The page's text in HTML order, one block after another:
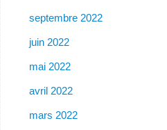
septembre 2022
juin 2022
mai 2022
avril 2022
mars 2022